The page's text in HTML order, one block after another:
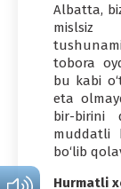
Albatta,
mislsiz
tobora
bu kabi
eta
bir-birini
muddatli
bo‘lib
Hurmatli